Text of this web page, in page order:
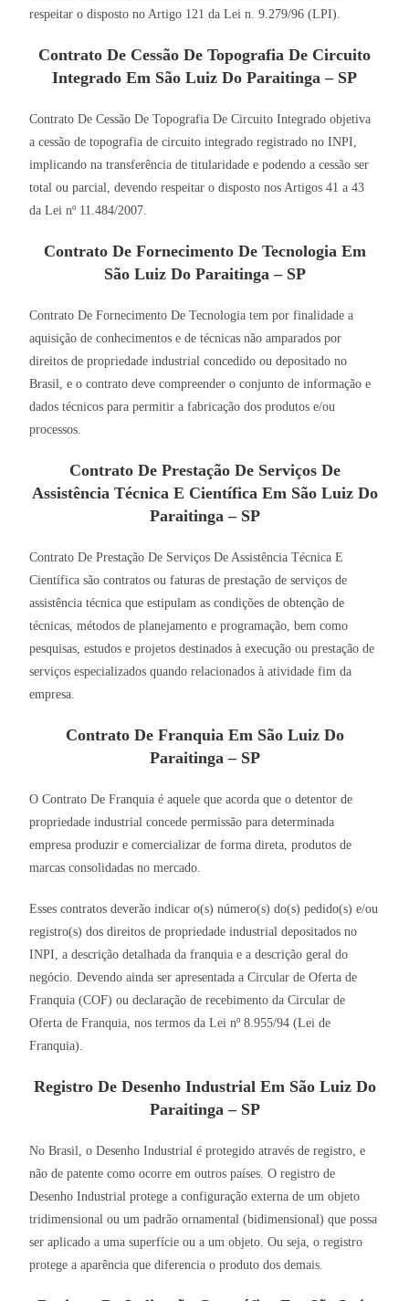
respeitar o disposto no Artigo 121 da Lei n. 9.279/96 (LPI).
Contrato De Cessão De Topografia De Circuito
Integrado Em São Luiz Do Paraitinga – SP
Contrato De Cessão De Topografia De Circuito Integrado objetiva
a cessão de topografia de circuito integrado registrado no INPI,
implicando na transferência de titularidade e podendo a cessão ser
total ou parcial, devendo respeitar o disposto nos Artigos 41 a 43
da Lei nº 11.484/2007.
Contrato De Fornecimento De Tecnologia Em
São Luiz Do Paraitinga – SP
Contrato De Fornecimento De Tecnologia tem por finalidade a
aquisição de conhecimentos e de técnicas não amparados por
direitos de propriedade industrial concedido ou depositado no
Brasil, e o contrato deve compreender o conjunto de informação e
dados técnicos para permitir a fabricação dos produtos e/ou
processos.
Contrato De Prestação De Serviços De
Assistência Técnica E Científica Em São Luiz Do
Paraitinga – SP
Contrato De Prestação De Serviços De Assistência Técnica E
Científica são contratos ou faturas de prestação de serviços de
assistência técnica que estipulam as condições de obtenção de
técnicas, métodos de planejamento e programação, bem como
pesquisas, estudos e projetos destinados à execução ou prestação de
serviços especializados quando relacionados à atividade fim da
empresa.
Contrato De Franquia Em São Luiz Do
Paraitinga – SP
O Contrato De Franquia é aquele que acorda que o detentor de
propriedade industrial concede permissão para determinada
empresa produzir e comercializar de forma direta, produtos de
marcas consolidadas no mercado.
Esses contratos deverão indicar o(s) número(s) do(s) pedido(s) e/ou
registro(s) dos direitos de propriedade industrial depositados no
INPI, a descrição detalhada da franquia e a descrição geral do
negócio. Devendo ainda ser apresentada a Circular de Oferta de
Franquia (COF) ou declaração de recebimento da Circular de
Oferta de Franquia, nos termos da Lei nº 8.955/94 (Lei de
Franquia).
Registro De Desenho Industrial Em São Luiz Do
Paraitinga – SP
No Brasil, o Desenho Industrial é protegido através de registro, e
não de patente como ocorre em outros países. O registro de
Desenho Industrial protege a configuração externa de um objeto
tridimensional ou um padrão ornamental (bidimensional) que possa
ser aplicado a uma superfície ou a um objeto. Ou seja, o registro
protege a aparência que diferencia o produto dos demais.